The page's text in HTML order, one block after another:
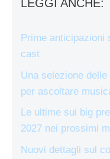
LEGGI ANCHE:
Prime anticipazioni
cast
Una selezione
per ascoltare
Le ultime sui big
2027 nei prossimi
Nuovi dettagli sul